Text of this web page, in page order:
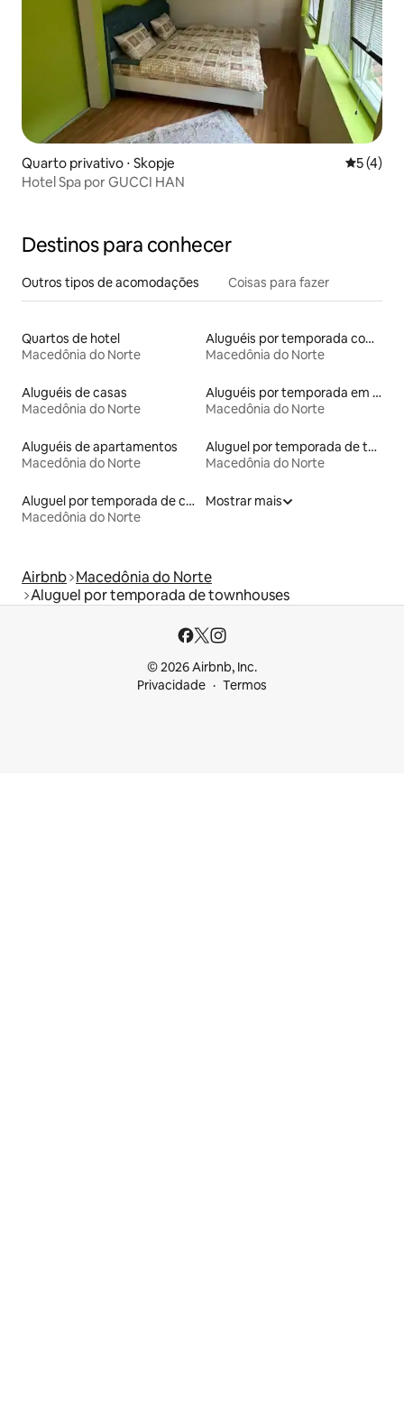
Quarto privativo ⋅ Skopje 5 de
5 (4)
Hotel Spa por GUCCI HAN
Destinos para conhecer
Outros tipos de acomodações Coisas para fazer
Quartos de hotel
Macedônia do Norte
Aluguéis por temporada com sauna
Macedônia do Norte
Aluguéis de casas
Macedônia do Norte
Aluguéis por temporada em hotéis-fazenda
Macedônia do Norte
Aluguéis de apartamentos
Macedônia do Norte
Aluguel por temporada de tendas
Macedônia do Norte
Aluguel por temporada de casas de veraneio
Macedônia do Norte
Mostrar mais
Airbnb Macedônia do Norte
Aluguel por temporada de townhouses
© 2026 Airbnb, Inc.
Privacidade
Termos